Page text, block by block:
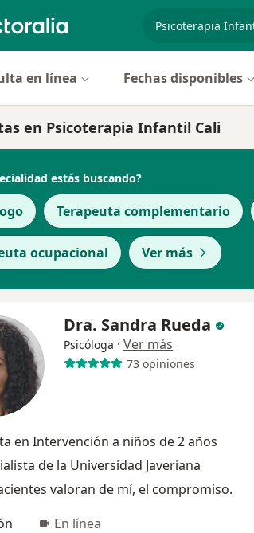
en línea Fechas disponibles
en Psicoterapia Infantil Cali
estás buscando?
Terapeuta complementario
ocupacional Ver más
Dra. Sandra Rueda
Psicóloga · Ver más
73 opiniones
en Intervención a niños de 2 años
de la Universidad Javeriana
valoran de mí, el compromiso.
En línea